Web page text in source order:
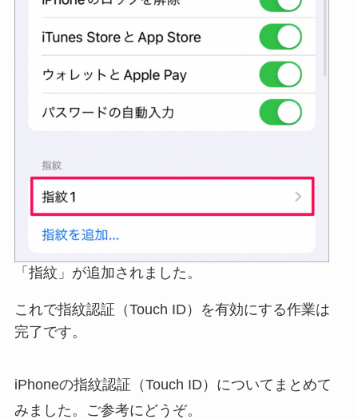
「指紋」が追加されました。
これで指紋認証（Touch ID）を有効にする作業は
完了です。
iPhoneの指紋認証（Touch ID）についてまとめて
みました。ご参考にどうぞ。